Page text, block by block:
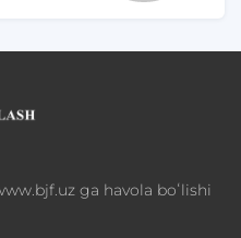
ga havola boʻlishi